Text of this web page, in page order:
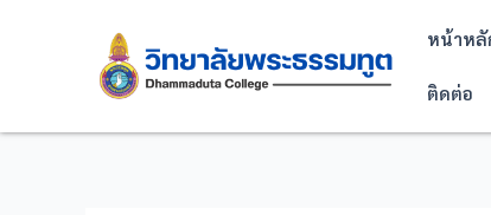
หน้าหลั
ติดต่อ